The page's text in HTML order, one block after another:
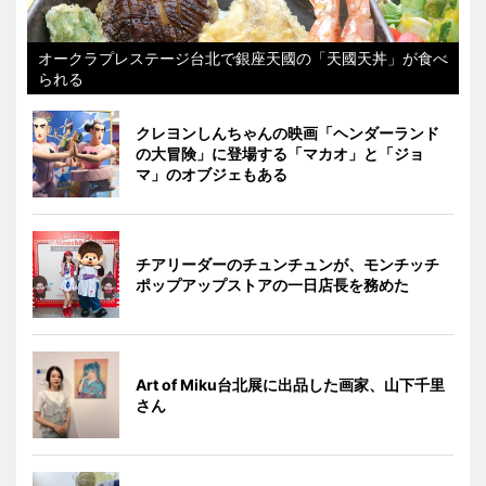
オークラプレステージ台北で銀座天國の「天國天丼」が食べ
られる
クレヨンしんちゃんの映画「ヘンダーランド
の大冒険」に登場する「マカオ」と「ジョ
マ」のオブジェもある
チアリーダーのチュンチュンが、モンチッチ
ポップアップストアの一日店長を務めた
Art of Miku台北展に出品した画家、山下千里
さん